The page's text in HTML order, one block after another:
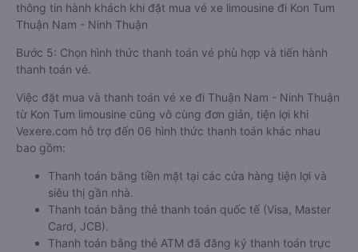
thông tin hành khách khi đặt mua vé xe limousine đi Kon Tum
Thuận Nam - Ninh Thuận
Bước 5: Chọn hình thức thanh toán vé phù hợp và tiến hành
thanh toán vé.
Việc đặt mua và thanh toán vé xe đi Thuận Nam - Ninh Thuận
từ Kon Tum limousine cũng vô cùng đơn giản, tiện lợi khi
Vexere.com hỗ trợ đến 06 hình thức thanh toán khác nhau
bao gồm:
Thanh toán bằng tiền mặt tại các cửa hàng tiện lợi và
siêu thị gần nhà.
Thanh toán bằng thẻ thanh toán quốc tế (Visa, Master
Card, JCB).
Thanh toán bằng thẻ ATM đã đăng ký thanh toán trực